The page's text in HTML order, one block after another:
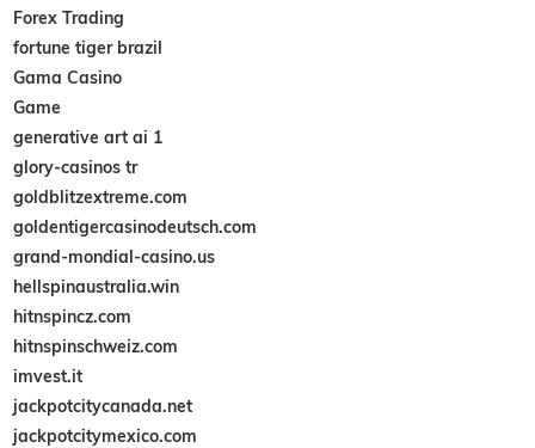
Forex Trading
fortune tiger brazil
Gama Casino
Game
generative art ai 1
glory-casinos tr
goldblitzextreme.com
goldentigercasinodeutsch.com
grand-mondial-casino.us
hellspinaustralia.win
hitnspincz.com
hitnspinschweiz.com
imvest.it
jackpotcitycanada.net
jackpotcitymexico.com